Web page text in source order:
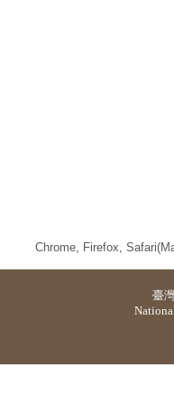
Chrome, Firefox,
臺